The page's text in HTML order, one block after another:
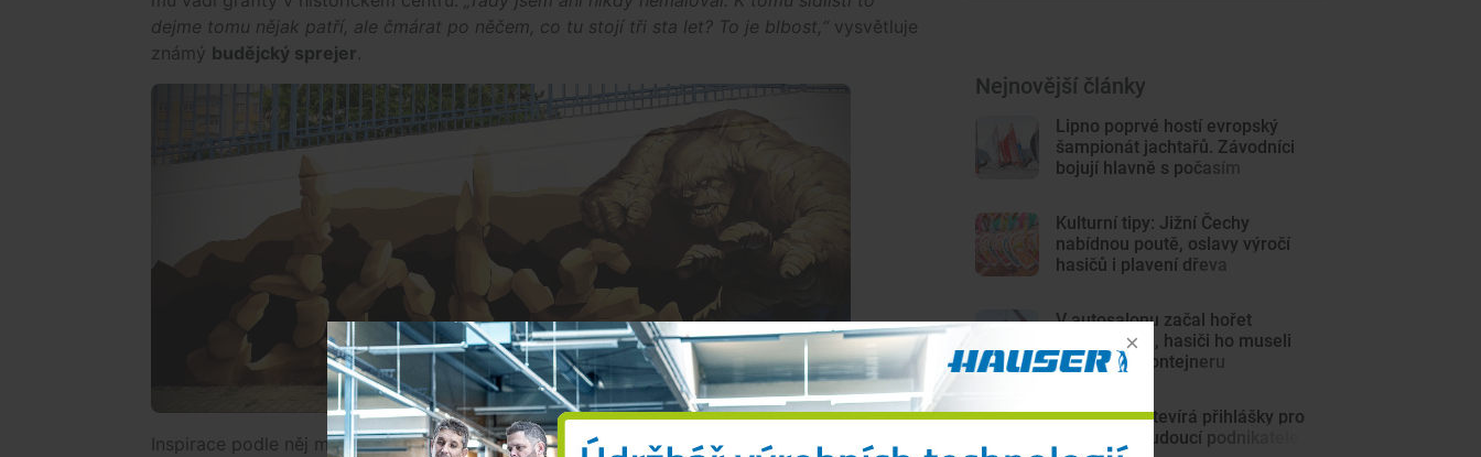
dejme tomu nějak patří, ale čmárat po něčem, co tu stojí tři sta let? To je blbost,“ vysvětluje
známý budějcký sprejer.
Inspirace podle něj musí přijít sama. Důležitý je nějaký specifický detail nebo kouzlo.
Nejnovější články
Lipno poprvé hostí evropský
šampionát jachtařů. Závodníci
bojují hlavně s počasím
Kulturní tipy: Jižní Čechy
nabídnou poutě, oslavy výročí
hasičů i plavení dřeva
V autosalonu začal hořet
elektromobil, hasiči ho museli
ponořit do kontejneru
JihoCzech otevírá přihlášky pro
startupy a budoucí podnikatele